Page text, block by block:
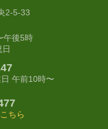
2-5-33
午後5時
日
午前10時〜
ちら